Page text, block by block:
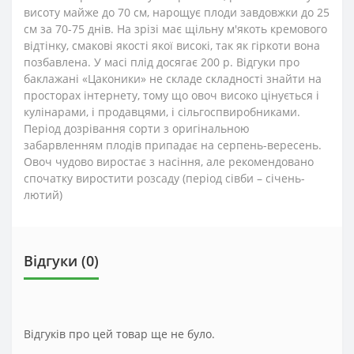
висоту майже до 70 см, нарощує плоди завдовжки до 25
см за 70-75 днів. На зрізі має щільну м'якоть кремового
відтінку, смакові якості якої високі, так як гіркоти вона
позбавлена. У масі плід досягає 200 р. Відгуки про
баклажані «Цаконики» не складе складності знайти на
просторах інтернету, тому що овоч високо цінується і
кулінарами, і продавцями, і сільгоспвиробниками.
Період дозрівання сорти з оригінальною
забарвленням плодів припадає на серпень-вересень.
Овоч чудово виростає з насіння, але рекомендовано
спочатку виростити розсаду (період сівби – січень-
лютий)
Відгуки (0)
Відгуків про цей товар ще не було.